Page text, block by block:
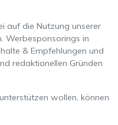
auf die Nutzung unserer
Werbesponsorings in
& Empfehlungen und
redaktionellen Gründen
wollen, können